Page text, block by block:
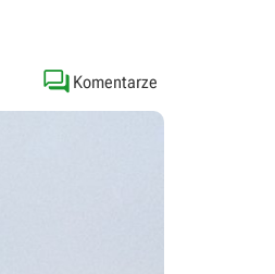
 Komentarze